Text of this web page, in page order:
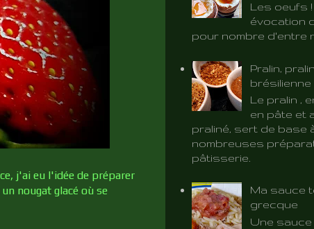
j'ai eu l'idée de préparer
nougat glacé où se
Les oeufs
évocation
pour nombre d'entre
Pralin,
brésilienne
Le pralin ,
en pâte et
praliné, sert de base
nombreuses
pâtisserie.
Ma sauce
grecque
Une sauce